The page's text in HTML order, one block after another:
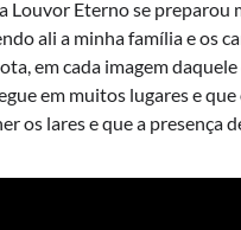
Louvor Eterno se
ali a minha família e os
em cada imagem
em muitos lugares e
os lares e que a